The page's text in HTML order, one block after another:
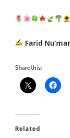
Farid
Share this:
Related